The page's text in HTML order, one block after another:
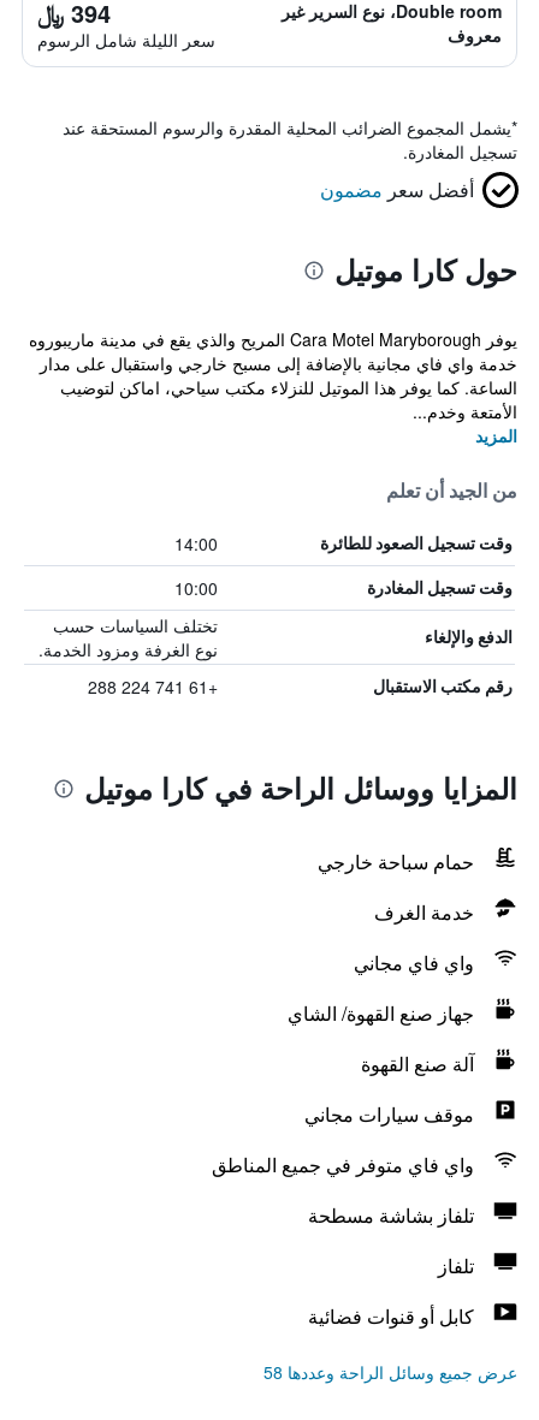
Double room، نوع السرير غير
معروف
394 ﷼
سعر الليلة شامل الرسوم
*يشمل المجموع الضرائب المحلية المقدرة والرسوم المستحقة عند
تسجيل المغادرة.
أفضل سعر مضمون
حول كارا موتيل
يوفر Cara Motel Maryborough المريح والذي يقع في مدينة ماريبوروه
خدمة واي فاي مجانية بالإضافة إلى مسبح خارجي واستقبال على مدار
الساعة. كما يوفر هذا الموتيل للنزلاء مكتب سياحي، اماكن لتوضيب
الأمتعة وخدم...
المزيد
من الجيد أن تعلم
وقت تسجيل الصعود للطائرة 14:00
وقت تسجيل المغادرة 10:00
الدفع والإلغاء
تختلف السياسات حسب
نوع الغرفة ومزود الخدمة.
رقم مكتب الاستقبال +61 741 224 288
المزايا ووسائل الراحة في كارا موتيل
حمام سباحة خارجي
خدمة الغرف
واي فاي مجاني
جهاز صنع القهوة/ الشاي
آلة صنع القهوة
موقف سيارات مجاني
واي فاي متوفر في جميع المناطق
تلفاز بشاشة مسطحة
تلفاز
كابل أو قنوات فضائية
عرض جميع وسائل الراحة وعددها 58